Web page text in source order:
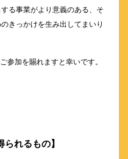
る事業がより意義のある、そ
きっかけを生み出してまいり
参加を賜れますと幸いです。
れるもの】